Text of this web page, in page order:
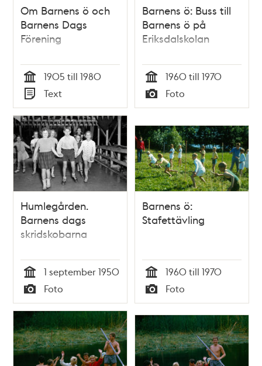
Om Barnens ö och
Barnens Dags
Förening
Tid
1905 till 1980
Typ
Text
Barnens ö: Buss till
Barnens ö på
Eriksdalskolan
Tid
1960 till 1970
Typ
Foto
Humlegården.
Barnens dags
skridskobarna
Tid
1 september 1950
Typ
Foto
Barnens ö:
Stafettävling
Tid
1960 till 1970
Typ
Foto